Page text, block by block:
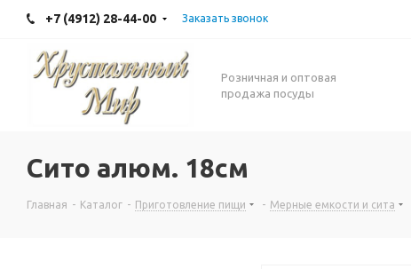
+7 (4912) 28-44-00 Заказать звонок
Розничная и оптовая
продажа посуды
Сито алюм. 18см
Главная - Каталог - Приготовление пищи - Мерные емкости и сита